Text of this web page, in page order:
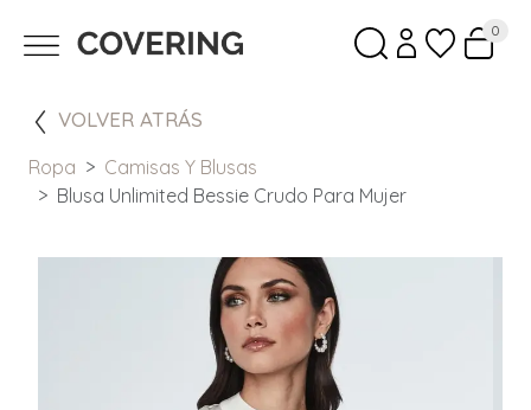
0
VOLVER ATRÁS
Ropa
Camisas Y Blusas
Blusa Unlimited Bessie Crudo Para Mujer